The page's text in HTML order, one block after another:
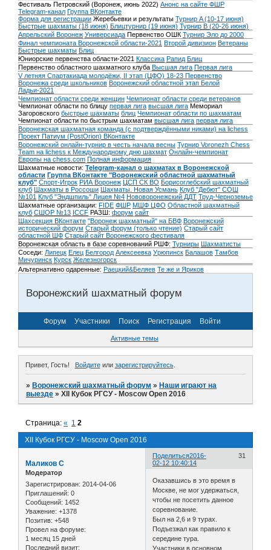
Фестиваль Петровский (Воронеж, июнь 2022) Анонс на сайте ФШР
Telegram-канал Группа ВКонтакте
Форма для регистрации Жеребьевки и результаты Турнир A (10-17 июня)
Быстрые шахматы (18 июня) Блицтурнир (19 июня) Турнир B (20-26 июня)
Апрельский Воронеж Универсиада Первенство ОШК Турнир Эло до 2000
Финал чемпионата Воронежской области-2021 Второй дивизион Ветераны
Быстрые шахматы Блиц
Юниорские первенства области-2021 Классика Рапид Блиц
Первенство областного шахматного клуба Высшая лига Первая лига
V летняя Спартакиада молодёжи, II этап (ЦФО) 18-23 Первенство
Воронежа среди школьников Воронежский областной этап Белой
Ладьи-2021
Чемпионат области среди женщин Чемпионат области среди ветеранов
Чемпионат области по блицу первая лига высшая лига Мемориал
Загоровского быстрые шахматы блиц Чемпионат области по шахматам
Чемпионат области по быстрым шахматам высшая лига первая лига
Воронежская шахматная команда (с подтверждёнными никами) на lichess
Проект Патиум (PostOrion) ВКонтакте
Воронежский онлайн-турнир в честь начала весны Турнир Voronezh Chess
Team на lichess к Международному дню шахмат Онлайн-чемпионат
Европы на chess.com Полная информация
Шахматные новости: Telegram-канал о шахматах в Воронежской
области Группа ВКонтакте "Воронежский областной шахматный
клуб" Спорт-Игрок РИА Воронеж ЦСП СК ВО Борисоглебский шахматный
клуб Шахматы в Россоши Шахматы. Новая Усмань Клуб "Дебют" СОШ
№101 Клуб "Эндшпиль" Лицея №4 Нововоронежский ДДТ Труд-Черноземье
Шахматные организации: FIDE ФШР МШФ ЦФО Областной шахматный
клуб СШОР №13 ICCF РАЗШ: форум сайт
Шахсекция ВКонтакте "Воронеж шахматный" на БВФ Воронежский
исторический форум Cтарый форум (только чтение) Старый сайт
областной ШФ Старый сайт Воронежского фестиваля
Воронежская область в базе соревнований РШФ: Турниры Шахматисты
Соседи: Липецк Елец Белгород Алексеевка Урюпинск Балашов Тамбов
Мичуринск Курск Железногорск
Альтернативно одаренные: Раецкий&Беляев Те же и Яриков
Воронежский шахматный форум
Форум Участники Поиск Регистрация Войти
Активные темы
Привет, Гость! Войдитеили зарегистрируйтесь.
»Воронежский шахматный форум »Наши играют на
выезде »XII Кубок РГСУ - Moscow Open 2016
XII Кубок РГСУ - Moscow Open 2016
Страница:« 1 2
Поделиться 31
2016-
02-12 10:40:14
Маликов С
Модератор
Зарегистрирован: 2014-04-06
Приглашений: 0
Сообщений: 1452
Уважение: +1378
Позитив: +548
Провел на форуме:
1 месяц 15 дней
Последний визит:
Оказавшись в это время в
Москве, не мог удержаться,
чтобы не посетить данное
соревнование.
Был на 2,6 и 9 турах.
Подъезжал как правило к
середине тура.
Участники в основном